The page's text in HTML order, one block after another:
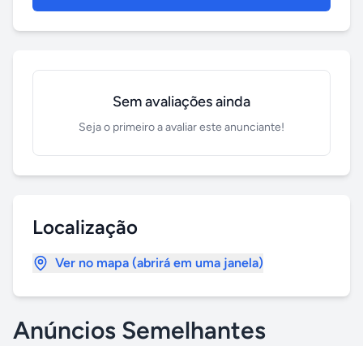
Sem avaliações ainda
Seja o primeiro a avaliar este anunciante!
Localização
Ver no mapa (abrirá em uma janela)
Anúncios Semelhantes